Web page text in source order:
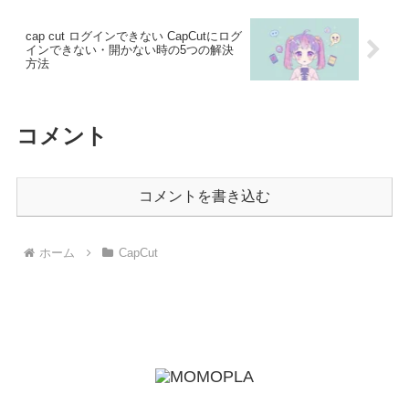
cap cut ログインできない CapCutにログ
インできない・開かない時の5つの解決
方法
コメント
コメントを書き込む
ホーム CapCut